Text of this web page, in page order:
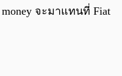
จะมาแทนที่ Fiat